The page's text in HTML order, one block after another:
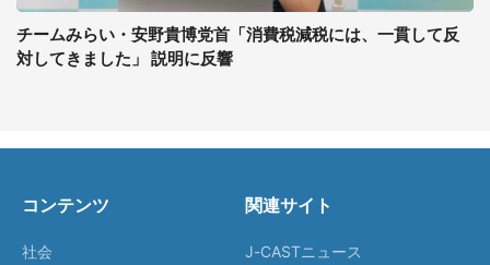
チームみらい・安野貴博党首「消費税減税には、一貫して反
対してきました」 説明に反響
コンテンツ
社会
関連サイト
J-CASTニュース